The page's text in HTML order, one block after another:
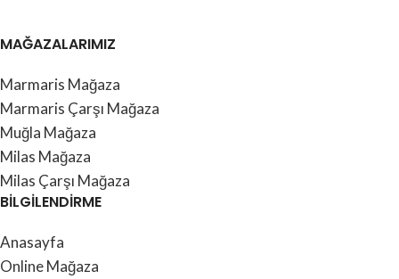
MAĞAZALARIMIZ
Marmaris Mağaza
Marmaris Çarşı Mağaza
Muğla Mağaza
Milas Mağaza
Milas Çarşı Mağaza
BİLGİLENDİRME
Anasayfa
Online Mağaza